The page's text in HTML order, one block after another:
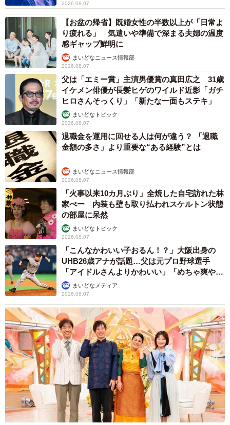
2026.08.07
【お盆の帰省】既婚女性の半数以上が「日常よ
り疲れる」 気遣いや準備で深まる夫婦の温度
感ギャップ鮮明に
まいどなニュース情報部
2026.08.07
父は「エミー賞」主演男優賞の真田広之 31歳
イケメン俳優が長髪ヒゲのワイルド近影「ガチ
ヒロさんそっくり」「新たな一面もステキ」
まいどなトピック
2026.08.07
退職金を運用に回せる人は何が違う？ 「退職
金額の多さ」より重要な“ある経験”とは
まいどなニュース情報部
2026.08.07
「火事以来10カ月ぶり」全焼した自宅訪れた林
家ぺー 内装も壁も取り払われスケルトン状態
の部屋に呆然
まいどなトピック
2026.08.07
「こんなかわいい子おるん！？」大阪出身の
UHB26歳アナが話題…父は元プロ野球選手
「アイドルさんよりかわいい」「めちゃ爽や
か」まいどなメディア
2026.08.07